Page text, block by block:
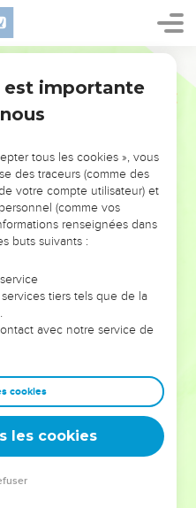
L’ÉVÉNEMENT
!
VOUS ÉVITER LES
?
moins les doutes, les erreurs
alors même que ce
ont façonnés.
et responsables
afin que leurs erreurs
guidiez un ministère, une
leur expérience est faite
est importante
tous les cookies », vous
des traceurs (comme des
votre compte utilisateur) et
(comme vos
renseignées dans
buts suivants :
tiers tels que de la
avec notre service de
cookies
les cookies